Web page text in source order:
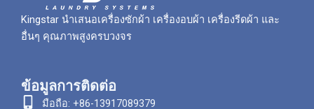
Kingstar นำเสนอเครื่องซักผ้า เครื่องอบผ้า เครื่องรีดผ้า และ
อื่นๆ คุณภาพสูงครบวงจร
ข้อมูลการติดต่อ
มือถือ: +86-13917089379